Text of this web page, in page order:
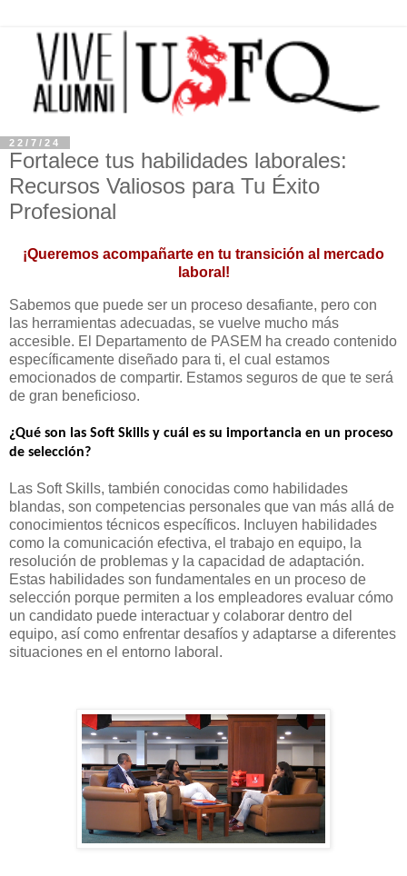
22/7/24
Fortalece tus habilidades laborales:
Recursos Valiosos para Tu Éxito
Profesional
¡Queremos acompañarte en tu transición al mercado
laboral!
Sabemos que puede ser un proceso desafiante, pero con
las herramientas adecuadas, se vuelve mucho más
accesible. El Departamento de PASEM ha creado contenido
específicamente diseñado para ti, el cual estamos
emocionados de compartir. Estamos seguros de que te será
de gran beneficioso.
¿Qué son las Soft Skills y cuál es su importancia en un proceso
de selección?
Las Soft Skills, también conocidas como habilidades
blandas, son competencias personales que van más allá de
conocimientos técnicos específicos. Incluyen habilidades
como la comunicación efectiva, el trabajo en equipo, la
resolución de problemas y la capacidad de adaptación.
Estas habilidades son fundamentales en un proceso de
selección porque permiten a los empleadores evaluar cómo
un candidato puede interactuar y colaborar dentro del
equipo, así como enfrentar desafíos y adaptarse a diferentes
situaciones en el entorno laboral.